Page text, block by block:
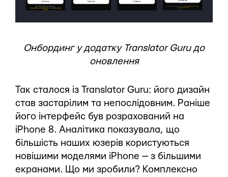
Онбординг у додатку Translator Guru до
оновлення
Так сталося із Translator Guru: його дизайн
став застарілим та непослідовним. Раніше
його інтерфейс був розрахований на
iPhone 8. Аналітика показувала, що
більшість наших юзерів користуються
новішими моделями iPhone — з більшими
екранами. Що ми зробили? Комплексно